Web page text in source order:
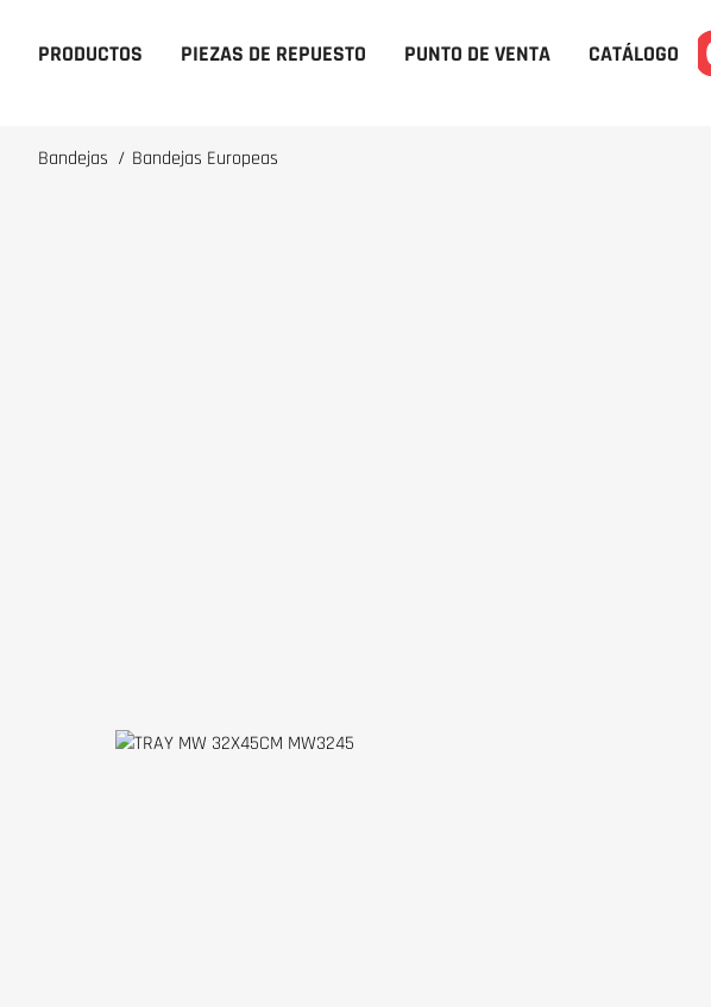
PRODUCTOS PIEZAS DE REPUESTO PUNTO DE VENTA CATÁLOGO
Bandejas / Bandejas Europeas